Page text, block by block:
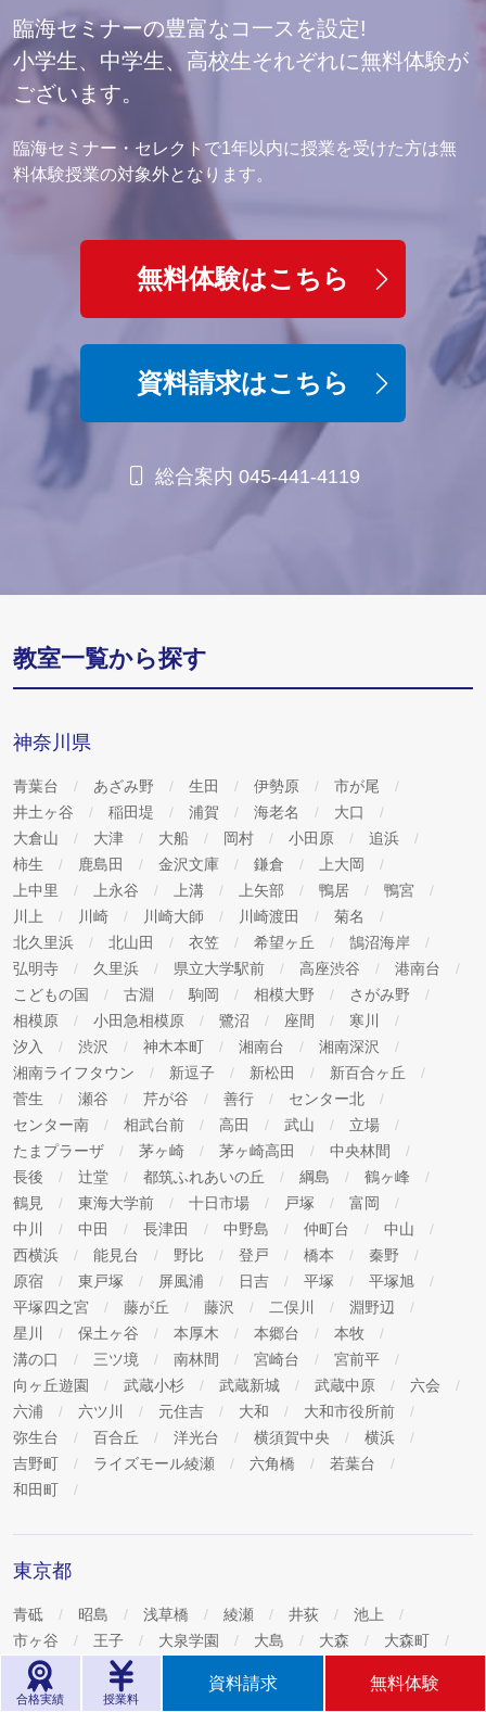
臨海セミナーの豊富なコ一スを設定!
小学生、中学生、高校生それぞれに無料体験が
ございます。
臨海セミナー・セレクトで1年以内に授業を受けた方は無
料体験授業の対象外となります。
無料体験はこちら
資料請求はこちら
総合案内 045-441-4119
教室一覧から探す
神奈川県
青葉台 あざみ野 生田 伊勢原
市が尾
井土ヶ谷
稲田堤 浦賀 海老名
大口
大倉山
大津 大船 岡村 小田原
追浜
柿生
鹿島田 金沢文庫 鎌倉
上大岡
上中里
上永谷 上溝 上矢部 鴨居
鴨宮
川上
川崎 川崎大師 川崎渡田
菊名
北久里浜
北山田 衣笠 希望ヶ丘
鵠沼海岸
弘明寺
久里浜 県立大学駅前 高座渋谷
港南台
こどもの国
古淵 駒岡 相模大野
さがみ野
相模原
小田急相模原 鷺沼 座間
寒川
汐入
渋沢 神木本町 湘南台
湘南深沢
湘南ライフタウン
新逗子 新松田
新百合ヶ丘
菅生
瀬谷 芹が谷 善行
センター北
センター南
相武台前 高田 武山
立場
たまプラーザ
茅ヶ崎 茅ヶ崎高田
中央林間
長後
辻堂 都筑ふれあいの丘 綱島
鶴ヶ峰
鶴見
東海大学前 十日市場 戸塚
富岡
中川
中田 長津田 中野島 仲町台
中山
西横浜
能見台 野比 登戸 橋本
秦野
原宿
東戸塚 屏風浦 日吉 平塚
平塚旭
平塚四之宮
藤が丘 藤沢 二俣川
淵野辺
星川
保土ヶ谷 本厚木 本郷台
本牧
溝の口
三ツ境 南林間 宮崎台
宮前平
向ヶ丘遊園
武蔵小杉 武蔵新城 武蔵中原
六会
六浦
六ツ川 元住吉 大和
大和市役所前
弥生台
百合丘 洋光台 横須賀中央
横浜
吉野町
ライズモール綾瀬 六角橋
若葉台
和田町
東京都
青砥 昭島 浅草橋 綾瀬 井荻
池上
市ヶ谷
王子 大泉学園 大島 大森
大森町
お花茶屋
学芸大学
上石神井
木場 錦糸町 国立
京成小岩
合格実績 授業料
資料請求 無料体験